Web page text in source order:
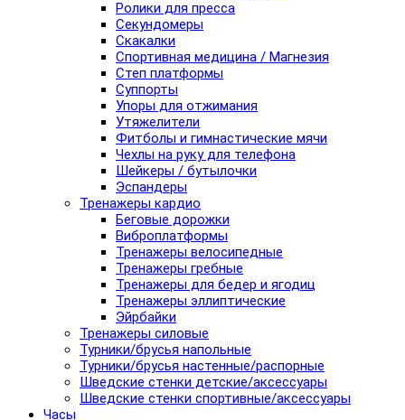
Ролики для пресса
Секундомеры
Скакалки
Спортивная медицина / Магнезия
Степ платформы
Суппорты
Упоры для отжимания
Утяжелители
Фитболы и гимнастические мячи
Чехлы на руку для телефона
Шейкеры / бутылочки
Эспандеры
Тренажеры кардио
Беговые дорожки
Виброплатформы
Тренажеры велосипедные
Тренажеры гребные
Тренажеры для бедер и ягодиц
Тренажеры эллиптические
Эйрбайки
Тренажеры силовые
Турники/брусья напольные
Турники/брусья настенные/распорные
Шведские стенки детские/аксессуары
Шведские стенки спортивные/аксессуары
Часы